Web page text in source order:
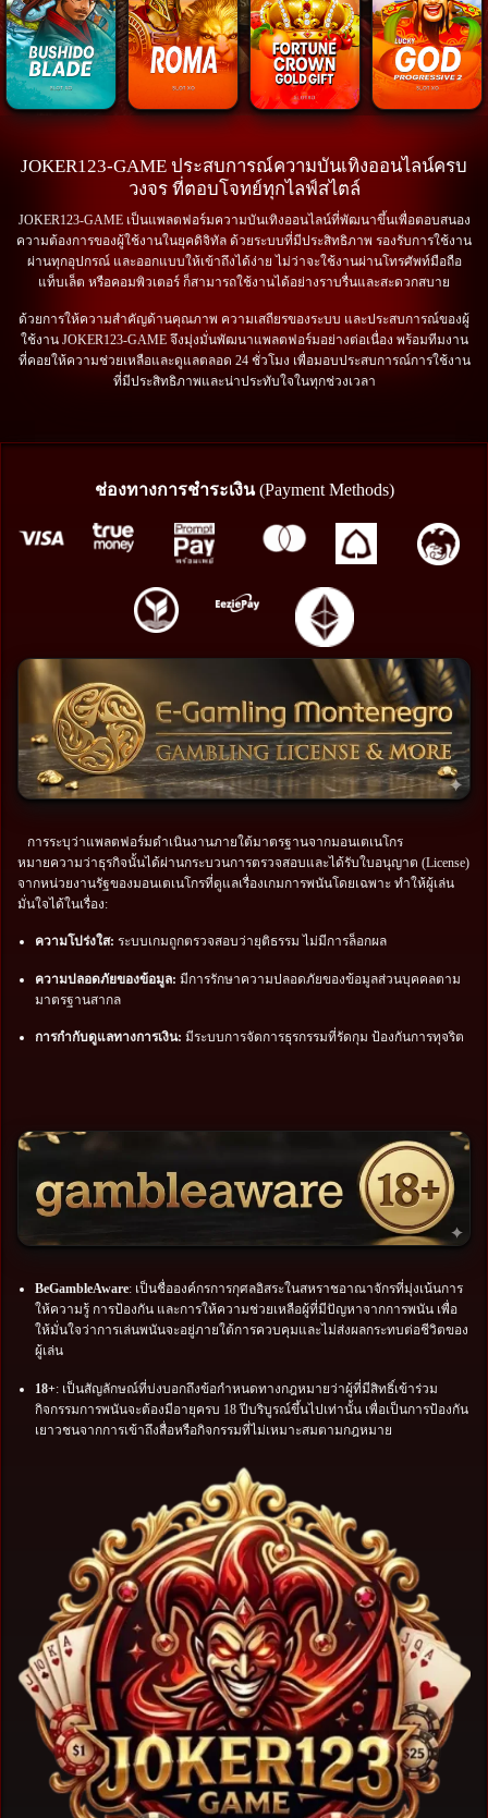
JOKER123-GAME ประสบการณ์ความบันเทิงออนไลน์ครบ
วงจร ที่ตอบโจทย์ทุกไลฟ์สไตล์
JOKER123-GAME เป็นแพลตฟอร์มความบันเทิงออนไลน์ที่พัฒนาขึ้นเพื่อตอบสนอง
ความต้องการของผู้ใช้งานในยุคดิจิทัล ด้วยระบบที่มีประสิทธิภาพ รองรับการใช้งาน
ผ่านทุกอุปกรณ์ และออกแบบให้เข้าถึงได้ง่าย ไม่ว่าจะใช้งานผ่านโทรศัพท์มือถือ
แท็บเล็ต หรือคอมพิวเตอร์ ก็สามารถใช้งานได้อย่างราบรื่นและสะดวกสบาย
ด้วยการให้ความสำคัญด้านคุณภาพ ความเสถียรของระบบ และประสบการณ์ของผู้
ใช้งาน JOKER123-GAME จึงมุ่งมั่นพัฒนาแพลตฟอร์มอย่างต่อเนื่อง พร้อมทีมงาน
ที่คอยให้ความช่วยเหลือและดูแลตลอด 24 ชั่วโมง เพื่อมอบประสบการณ์การใช้งาน
ที่มีประสิทธิภาพและน่าประทับใจในทุกช่วงเวลา
ช่องทางการชำระเงิน(Payment Methods)
การระบุว่าแพลตฟอร์มดำเนินงานภายใต้มาตรฐานจากมอนเตเนโกร
หมายความว่าธุรกิจนั้นได้ผ่านกระบวนการตรวจสอบและได้รับใบอนุญาต (License)
จากหน่วยงานรัฐของมอนเตเนโกรที่ดูแลเรื่องเกมการพนันโดยเฉพาะ ทำให้ผู้เล่น
มั่นใจได้ในเรื่อง:
ความโปร่งใส: ระบบเกมถูกตรวจสอบว่ายุติธรรม ไม่มีการล็อกผล
ความปลอดภัยของข้อมูล: มีการรักษาความปลอดภัยของข้อมูลส่วนบุคคลตาม
มาตรฐานสากล
การกำกับดูแลทางการเงิน: มีระบบการจัดการธุรกรรมที่รัดกุม ป้องกันการทุจริต
BeGambleAware: เป็นชื่อองค์กรการกุศลอิสระในสหราชอาณาจักรที่มุ่งเน้นการ
ให้ความรู้ การป้องกัน และการให้ความช่วยเหลือผู้ที่มีปัญหาจากการพนัน เพื่อ
ให้มั่นใจว่าการเล่นพนันจะอยู่ภายใต้การควบคุมและไม่ส่งผลกระทบต่อชีวิตของ
ผู้เล่น
18+: เป็นสัญลักษณ์ที่บ่งบอกถึงข้อกำหนดทางกฎหมายว่าผู้ที่มีสิทธิ์เข้าร่วม
กิจกรรมการพนันจะต้องมีอายุครบ 18 ปีบริบูรณ์ขึ้นไปเท่านั้น เพื่อเป็นการป้องกัน
เยาวชนจากการเข้าถึงสื่อหรือกิจกรรมที่ไม่เหมาะสมตามกฎหมาย